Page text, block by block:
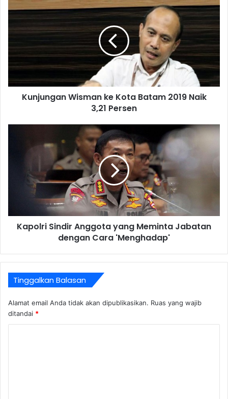
Kunjungan Wisman ke Kota Batam 2019 Naik
3,21 Persen
Kapolri Sindir Anggota yang Meminta Jabatan
dengan Cara 'Menghadap'
Tinggalkan Balasan
Alamat email Anda tidak akan dipublikasikan. Ruas yang wajib
ditandai *